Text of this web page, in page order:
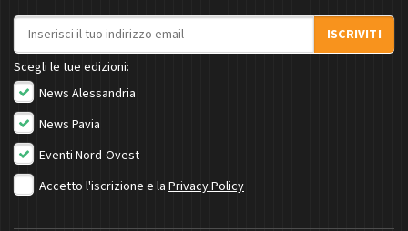
Indirizzo email
ISCRIVITI
Scegli le tue edizioni:
News Alessandria
News Pavia
Eventi Nord-Ovest
Accetto l'iscrizione e la Privacy Policy